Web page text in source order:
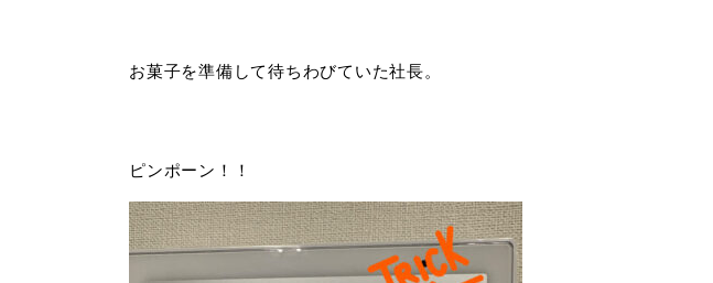
お菓子を準備して待ちわびていた社長。
ピンポーン！！